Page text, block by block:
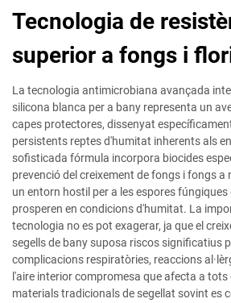
Tecnologia de
superior a fongs i
La tecnologia antimicrobiana avançada
silicona blanca per a bany representa un
capes protectores, dissenyat
persistents reptes d'humitat inherents als
sofisticada fórmula incorpora biocides
prevenció del creixement de fongs i fongs a
un entorn hostil per a les espores
prosperen en condicions d'humitat. La
tecnologia no es pot exagerar, ja que el
segells de bany suposa riscos significatius
complicacions respiratòries, reaccions
l'aire interior compromesa que afecta a tots
materials tradicionals de segellat sovint es